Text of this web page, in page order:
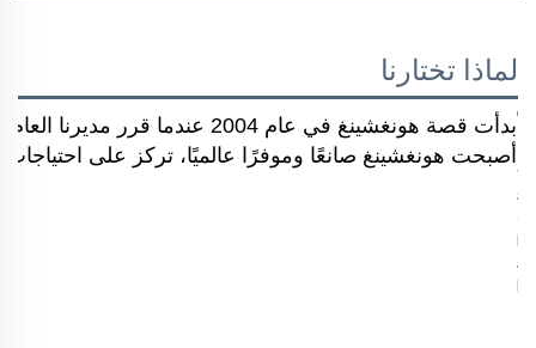
لماذا تختارنا
بدأت قصة هونغشينغ في عام
أصبحت هونغشينغ صانعًا وموفرًا عالميًا، تركز على احتياجات